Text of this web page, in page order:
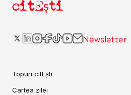
citEști
Newsletter
Topuri citEști
Cartea zilei